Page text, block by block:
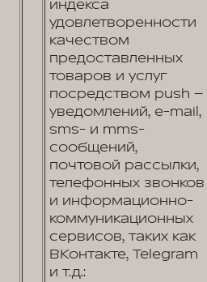
индекса
удовлетворенности
качеством
предоставленных
товаров и услуг
посредством push –
уведомлений, e-mail,
sms- и mms-
сообщений,
почтовой рассылки,
телефонных звонков
и информационно-
коммуникационных
сервисов, таких как
ВКонтакте, Telegram
и т.д.: